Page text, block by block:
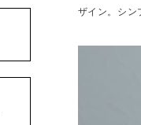
ザイン。シン